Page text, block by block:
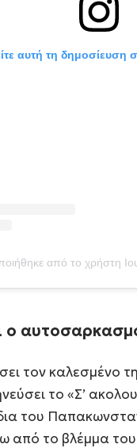
αυτή τη δημοσίευση
ο
τον καλεσμένο
το «Σ’
του
από το βλέμμα